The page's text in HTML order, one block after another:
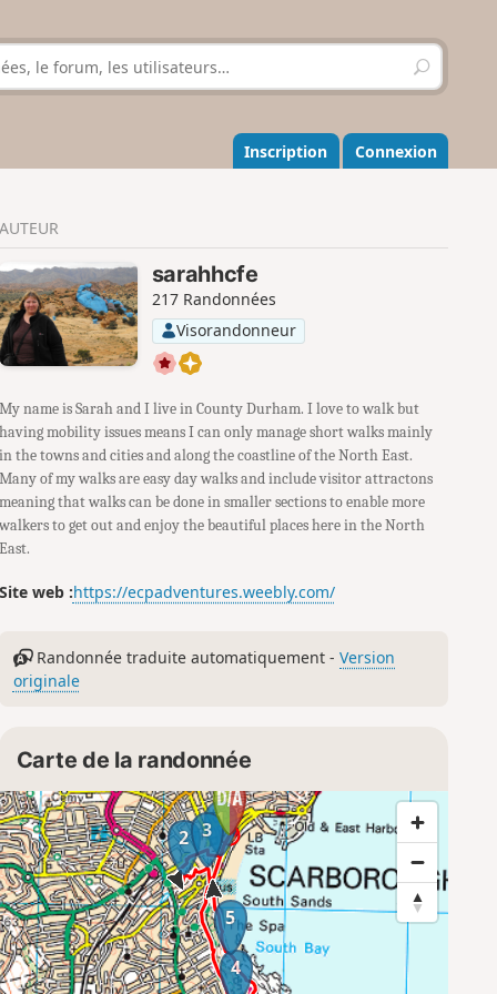
R
e
h
e
r
r
Inscription Connexion
AUTEUR
sarahhcfe
217 Randonnées
Visorandonneur
My name is Sarah and I live in County Durham. I love to walk but
having mobility issues means I can only manage short walks mainly
in the towns and cities and along the coastline of the North East.
Many of my walks are easy day walks and include visitor attractons
meaning that walks can be done in smaller sections to enable more
walkers to get out and enjoy the beautiful places here in the North
East.
Site web :https://ecpadventures.weebly.com/
Randonnée traduite automatiquement -Version
originale
Carte de la randonnée
1
2 3
4
5